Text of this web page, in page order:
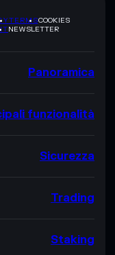
TERMSCOOKIES
NEWSLETTER
Panoramica
funzionalità
Sicurezza
Trading
Staking